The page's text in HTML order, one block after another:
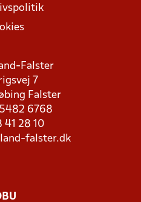
Falster
7
Falster
5482 6768
41 28 10
falster.dk